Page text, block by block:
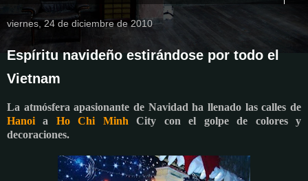
viernes, 24 de diciembre de 2010
Espíritu navideño estirándose por todo el
Vietnam
La atmósfera apasionante de Navidad ha llenado las calles de
Hanoi
a Ho Chi MinhCity con el golpe de colores y
decoraciones.